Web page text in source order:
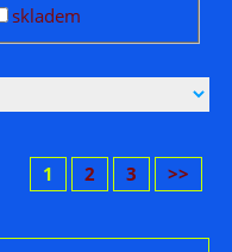
skladem
1 2 3 >>